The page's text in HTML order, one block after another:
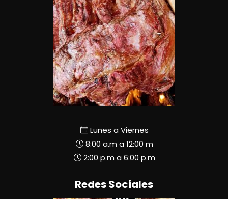
Lunes a Viernes
8:00 a.m a 12:00 m
2:00 p.m a 6:00 p.m
Redes Sociales